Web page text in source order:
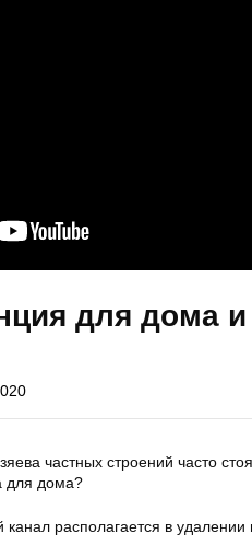
для дома
частных строений часто
для дома?
располагается в